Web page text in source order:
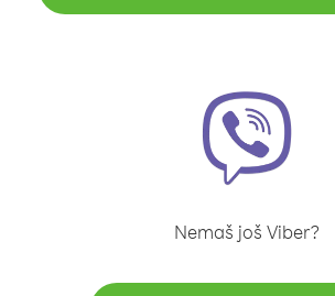
Nemaš još Viber?